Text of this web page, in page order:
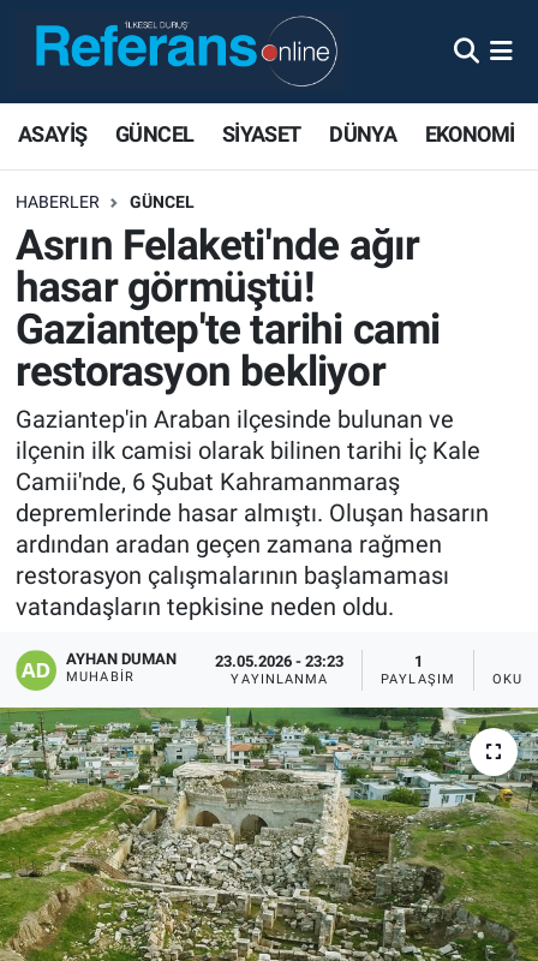
ASAYİŞ GÜNCEL SİYASET DÜNYA EKONOMİ
HABERLER GÜNCEL
Asrın Felaketi'nde ağır
hasar görmüştü!
Gaziantep'te tarihi cami
restorasyon bekliyor
Gaziantep'in Araban ilçesinde bulunan ve
ilçenin ilk camisi olarak bilinen tarihi İç Kale
Camii'nde, 6 Şubat Kahramanmaraş
depremlerinde hasar almıştı. Oluşan hasarın
ardından aradan geçen zamana rağmen
restorasyon çalışmalarının başlamaması
vatandaşların tepkisine neden oldu.
AYHAN DUMAN
MUHABIR
23.05.2026 - 23:23
YAYINLANMA
1
PAYLAŞIM